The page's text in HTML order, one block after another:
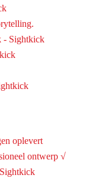
- Sightkick
oplevert
ontwerp √